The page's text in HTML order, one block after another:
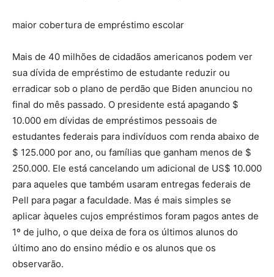
maior cobertura de empréstimo escolar
Mais de 40 milhões de cidadãos americanos podem ver
sua dívida de empréstimo de estudante reduzir ou
erradicar sob o plano de perdão que Biden anunciou no
final do mês passado. O presidente está apagando $
10.000 em dívidas de empréstimos pessoais de
estudantes federais para indivíduos com renda abaixo de
$ 125.000 por ano, ou famílias que ganham menos de $
250.000. Ele está cancelando um adicional de US$ 10.000
para aqueles que também usaram entregas federais de
Pell para pagar a faculdade. Mas é mais simples se
aplicar àqueles cujos empréstimos foram pagos antes de
1º de julho, o que deixa de fora os últimos alunos do
último ano do ensino médio e os alunos que os
observarão.